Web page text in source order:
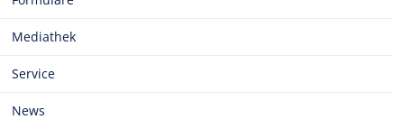
Mediathek
Service
News